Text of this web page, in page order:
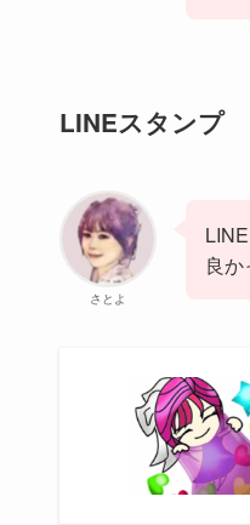
LINEスタンプ
さとよ
良か